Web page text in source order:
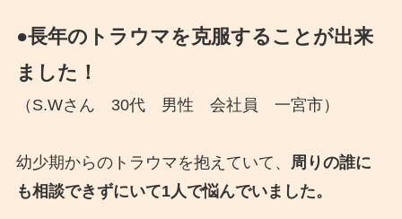
●長年のトラウマを克服することが出来
ました！
（S.Wさん 30代 男性 会社員 一宮市）
幼少期からのトラウマを抱えていて、
周りの誰に
も相談できずにいて1人で悩んでいました。